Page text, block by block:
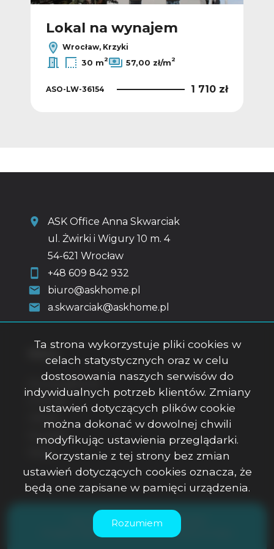
Lokal na wynajem
Wrocław, Krzyki
30 m2 57,00 zł/m2
ASO-LW-36154 1 710 zł
ASK Office Anna Skwarciak
ul. Żwirki i Wigury 10 m. 4
54-621 Wrocław
+48 609 842 932
biuro@askhome.pl
a.skwarciak@askhome.pl
Strona główna
O firmie
Kontakt
Rodo
ASK Office Anna Skwarciak © 2026
Program dla biur nieruchomości
Galactica Virgo
Ta strona wykorzystuje pliki cookies w
celach statystycznych oraz w celu
dostosowania naszych serwisów do
indywidualnych potrzeb klientów. Zmiany
ustawień dotyczących plików cookie
można dokonać w dowolnej chwili
modyfikując ustawienia przeglądarki.
Korzystanie z tej strony bez zmian
ustawień dotyczących cookies oznacza, że
będą one zapisane w pamięci urządzenia.
Rozumiem